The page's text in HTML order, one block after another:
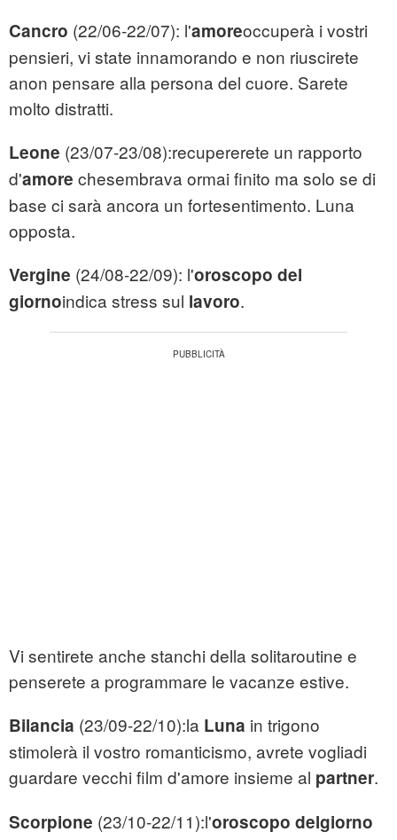
Cancro (22/06-22/07): l'amoreoccuperà i vostri
pensieri, vi state innamorando e non riuscirete
anon pensare alla persona del cuore. Sarete
molto distratti.
Leone (23/07-23/08):recupererete un rapporto
d'amore chesembrava ormai finito ma solo se di
base ci sarà ancora un fortesentimento. Luna
opposta.
Vergine (24/08-22/09): l'oroscopo del
giornoindica stress sul lavoro.
Vi sentirete anche stanchi della solitaroutine e
penserete a programmare le vacanze estive.
Bilancia (23/09-22/10):la Luna in trigono
stimolerà il vostro romanticismo, avrete vogliadi
guardare vecchi film d'amore insieme al partner.
Scorpione (23/10-22/11):l'oroscopo delgiorno